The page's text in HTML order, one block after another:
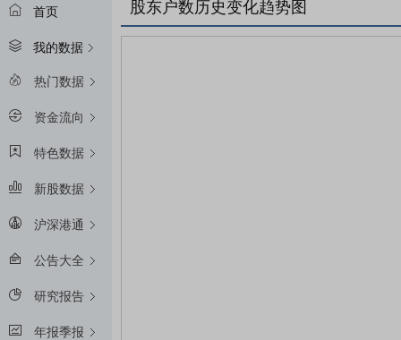
首页
我的数据
热门数据
资金流向
特色数据
新股数据
沪深港通
公告大全
研究报告
年报季报
股东户数历史变化趋势图